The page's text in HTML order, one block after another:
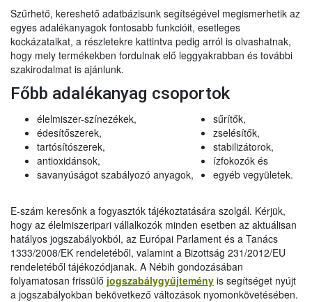
Szűrhető, kereshető adatbázisunk segítségével megismerhetik az
egyes adalékanyagok fontosabb funkcióit, esetleges
kockázataikat, a részletekre kattintva pedig arról is olvashatnak,
hogy mely termékekben fordulnak elő leggyakrabban és további
szakirodalmat is ajánlunk.
Főbb adalékanyag csoportok
élelmiszer-színezékek,
édesítőszerek,
tartósítószerek,
antioxidánsok,
savanyúságot szabályozó anyagok,
sűrítők,
zselésítők,
stabilizátorok,
ízfokozók és
egyéb vegyületek.
E-szám keresőnk a fogyasztók tájékoztatására szolgál. Kérjük,
hogy az élelmiszeripari vállalkozók minden esetben az aktuálisan
hatályos jogszabályokból, az Európai Parlament és a Tanács
1333/2008/EK rendeletéből, valamint a Bizottság 231/2012/EU
rendeletéből tájékozódjanak. A Nébih gondozásában
folyamatosan frissülő jogszabálygyűjtemény is segítséget nyújt
a jogszabályokban bekövetkező változások nyomonkövetésében.